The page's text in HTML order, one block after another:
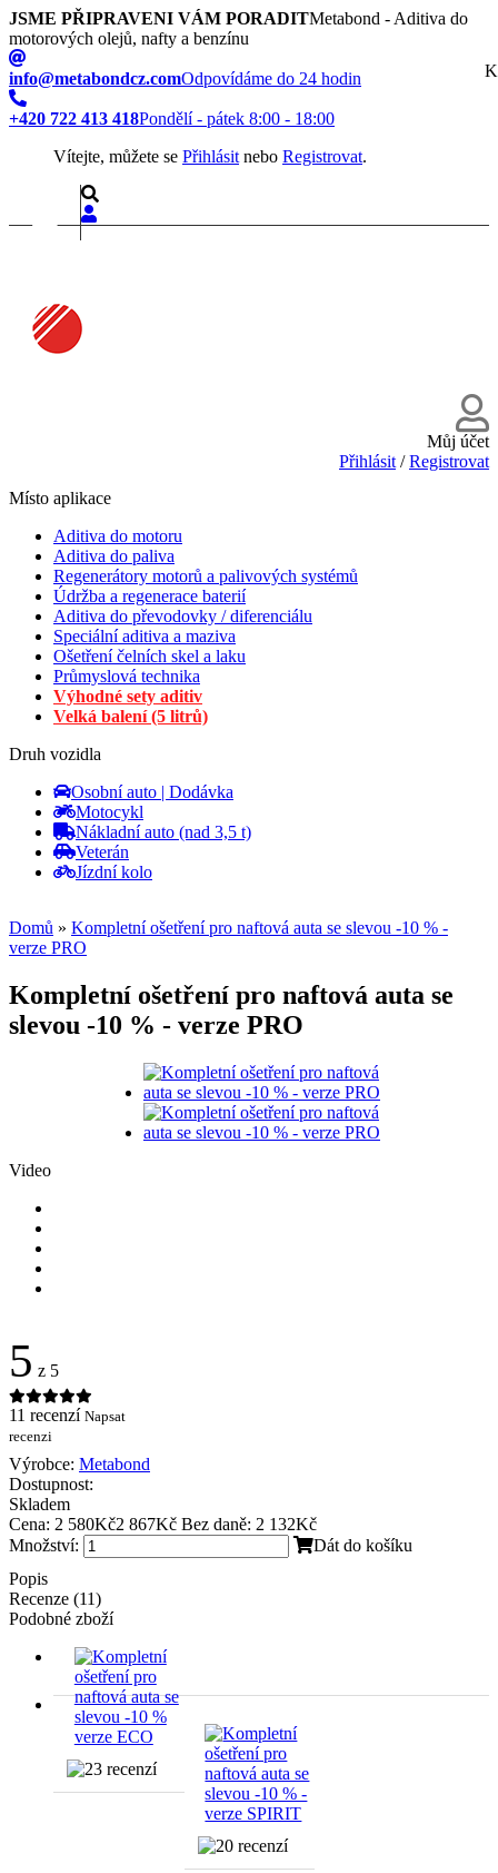
JSME PŘIPRAVENI VÁM PORADITMetabond - Aditiva do
motorových olejů, nafty a benzínu
info@metabondcz.comOdpovídáme do 24 hodin
+420 722 413 418Pondělí - pátek 8:00 - 18:00
Vítejte, můžete se Přihlásit nebo Registrovat.
Můj účet
Přihlásit /Registrovat
Místo aplikace
Aditiva do motoru
Aditiva do paliva
Regenerátory motorů a palivových systémů
Údržba a regenerace baterií
Aditiva do převodovky / diferenciálu
Speciální aditiva a maziva
Ošetření čelních skel a laku
Průmyslová technika
Výhodné sety aditiv
Velká balení (5 litrů)
Druh vozidla
Osobní auto | Dodávka
Motocykl
Nákladní auto (nad 3,5 t)
Veterán
Jízdní kolo
Domů » Kompletní ošetření pro naftová auta se slevou -10 % -
verze PRO
Kompletní ošetření pro naftová auta se
slevou -10 % - verze PRO
Video
5 z 5
11 recenzí Napsat
recenzi
Výrobce: Metabond
Dostupnost:
Skladem
Cena: 2 580Kč2 867Kč Bez daně: 2 132Kč
Množství:
Dát do košíku
Popis
Recenze (11)
Podobné zboží